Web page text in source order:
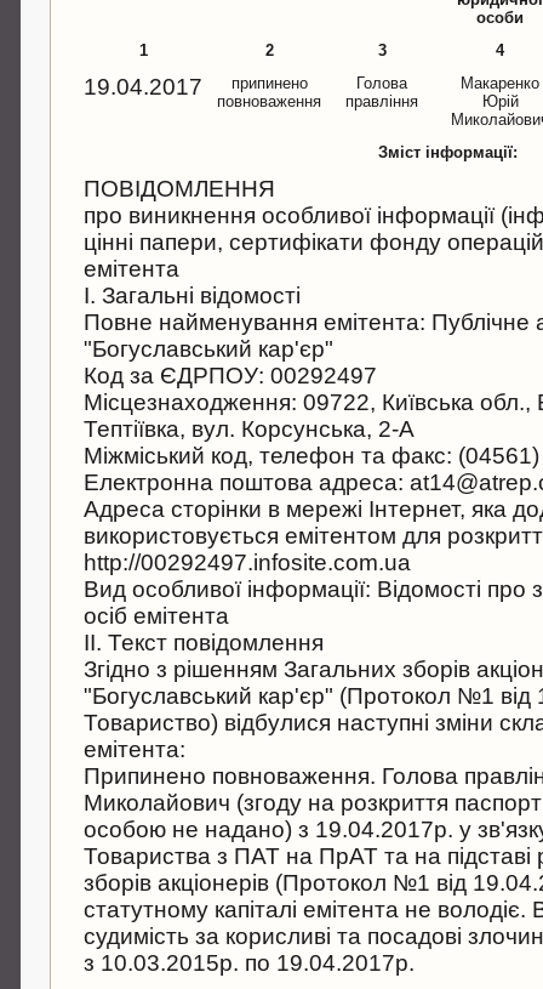
особи
1
2 3 4
19.04.2017
припинено
повноваження
Голова
правління
Макаренко
Юрій
Зміст інформації:
ПОВІДОМЛЕННЯ
про виникнення особливої інформації
цінні папери, сертифікати фонду
емітента
I. Загальні відомості
Повне найменування емітента: Публічне
"Богуславський кар'єр"
Код за ЄДРПОУ: 00292497
Місцезнаходження: 09722, Київська обл.,
Тептіївка, вул. Корсунська, 2-А
Міжміський код, телефон та факс:
Електронна поштова адреса:
Адреса сторінки в мережі Інтернет, яка
використовується емітентом для
http://00292497.infosite.com.ua
Вид особливої інформації: Відомості про
осіб емітента
II. Текст повідомлення
Згідно з рішенням Загальних зборів
"Богуславський кар'єр" (Протокол №1 від
Товариство) відбулися наступні зміни
емітента:
Припинено повноваження. Голова
Миколайович (згоду на розкриття
особою не надано) з 19.04.2017р. у
Товариства з ПАТ на ПрАТ та на підставі
зборів акціонерів (Протокол №1 від
статутному капіталі емітента не
судимість за корисливі та посадові
з 10.03.2015р. по 19.04.2017р.